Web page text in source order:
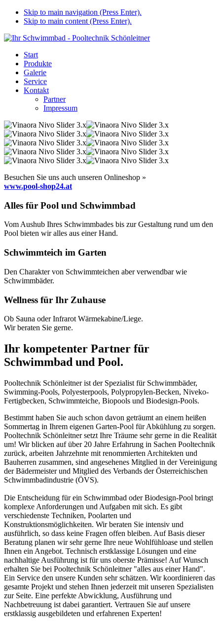
Skip to main navigation (Press Enter).
Skip to main content (Press Enter).
Start
Produkte
Galerie
Service
Kontakt
Partner
Impressum
Besuchen Sie uns auch unseren Onlineshop »
www.pool-shop24.at
Alles für Pool und Schwimmbad
Vom Aushub Ihres Schwimmbades bis zur Gestaltung rund um den
Pool bieten wir alles aus einer Hand.
Schwimmteich im Garten
Den Charakter von Schwimmteichen aber verwendbar wie
Schwimmbäder.
Wellness für Ihr Zuhause
Ob Sauna oder Infrarot Wärmekabine/Liege.
Wir beraten Sie gerne.
Ihr kompetenter Partner für
Schwimmbad und Pool.
Pooltechnik Schönleitner ist der Spezialist für Schwimmbäder,
Swimming-Pools, Polyesterpools, Polypropylen-Becken, Niveko-
Fertigbecken, Schwimmteiche, Biopools und Biodesign-Pools.
Bestimmt haben Sie auch schon davon geträumt an einem heißen
Sommertag in Ihrem eigenen Garten-Pool für Abkühlung zu sorgen.
Pooltechnik Schönleitner setzt Ihre Träume sehr gerne in die Realität
um! Wir blicken auf über 20 Jahre Erfahrung in Sachen Pooltechnik
zurück, arbeiten Jahrzehnte mit renommierten Architekten und
Bauherren zusammen, sind angesehenes Mitglied in der Vereinigung
der Bädermeister und Mitglied des Verbands der Österreichischen
Schwimmbadindustrie (ÖVS).
Die Entscheidung für ein Schwimmbad oder Biodesign-Pool bringt
komplexe Anforderungen und Aufgaben mit sich. Es gibt
verschiedenste Techniken, Poolarten und
Konstruktionsmöglichkeiten. Wir beraten Sie intensiv und
ausführlich, so dass keine Fragen offen bleiben. Auf Basis dieser
Beratung planen wir sehr gerne Ihre neue Wohlfühloase und stellen
Ihnen ein Angebot. Technisch erstklassige Lösungen und eine
nachhaltige Ausführung ist für uns oberste Prämisse! Auf Wunsch
erhalten Sie bei Pooltechnik Schönleitner "alles aus einer Hand".
Ein Service den unsere Kunden sehr schätzen. Wir koordinieren das
gesamte Projekt und stehen Ihnen jederzeit mit unseren Spezialisten
zur Seite. Eine perfekte Abwicklung, Ausführung und
Nachbetreuung ist dabei garantiert. Vertrauen Sie auf unsere
erstklassig ausgebildeten und erfahrenen Experten!